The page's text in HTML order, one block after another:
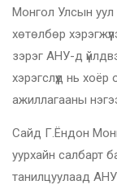
Монгол Улсын уул
хөтөлбөр
зэрэг АНУ-д
хэрэгслүүд нь
ажиллагааны
Сайд Г.Ёндон
уурхайн салбарт
танилцуулаад